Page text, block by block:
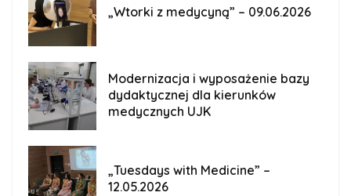
„Wtorki z medycyną” – 09.06.2026
Modernizacja i wyposażenie bazy
dydaktycznej dla kierunków
medycznych UJK
„Tuesdays with Medicine” –
12.05.2026